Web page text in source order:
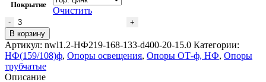
Покрытие
Очистить
В корзину
Артикул: nwl1.2-НФ219-168-133-d400-20-15.0 Категории:
НФ(159/108)ф, Опоры освещения, Опоры ОТ-ф, НФ, Опоры
трубчатые
Описание